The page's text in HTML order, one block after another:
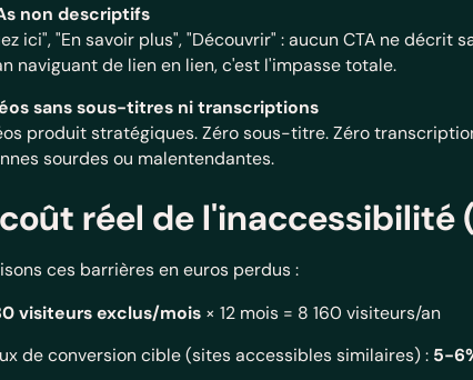
non descriptifs
ici", "En savoir plus", "Découvrir" : aucun CTA ne
naviguant de lien en lien, c'est l'impasse totale.
sans sous-titres ni transcriptions
produit stratégiques. Zéro sous-titre. Zéro
sourdes ou malentendantes.
réel de l'inaccessibilité
ces barrières en euros perdus :
visiteurs exclus/mois× 12 mois = 8 160 visiteurs/an
de conversion cible (sites accessibles similaires) : 5-